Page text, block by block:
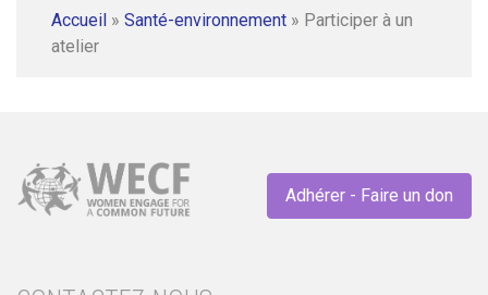
Accueil » Santé-environnement » Participer à un
atelier
Adhérer - Faire un don